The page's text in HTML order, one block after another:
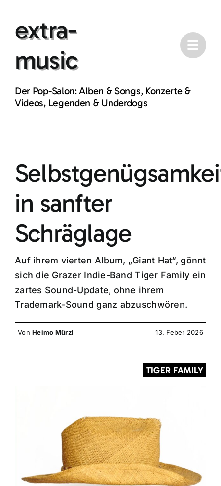
contentextra-
music
Der Pop-Salon: Alben & Songs, Konzerte &
Videos, Legenden & Underdogs
in sanfter
Schräglage
Auf ihrem vierten Album, „Giant Hat“, gönnt
sich die Grazer Indie-Band Tiger Family ein
zartes Sound-Update, ohne ihrem
Trademark-Sound ganz abzuschwören.
VonHeimo Mürzl 13. Feber 2026
TIGER FAMILY